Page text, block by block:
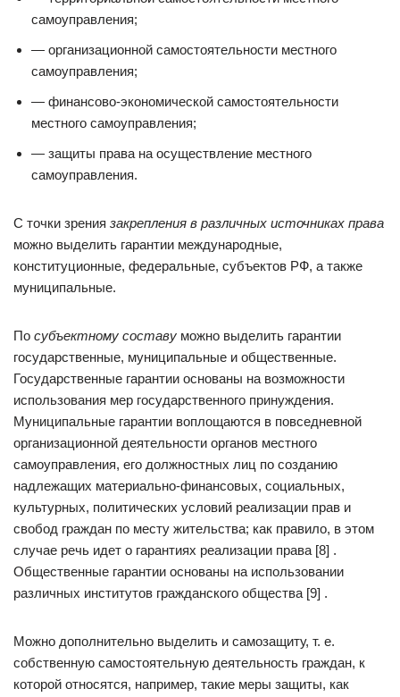
самоуправления;
— организационной самостоятельности местного
самоуправления;
— финансово-экономической самостоятельности
местного самоуправления;
— защиты права на осуществление местного
самоуправления.
С точки зрения закрепления в различных источниках права
можно выделить гарантии международные,
конституционные, федеральные, субъектов РФ, а также
муниципальные.
По субъектному составу можно выделить гарантии
государственные, муниципальные и общественные.
Государственные гарантии основаны на возможности
использования мер государственного принуждения.
Муниципальные гарантии воплощаются в повседневной
организационной деятельности органов местного
самоуправления, его должностных лиц по созданию
надлежащих материально-финансовых, социальных,
культурных, политических условий реализации прав и
свобод граждан по месту жительства; как правило, в этом
случае речь идет о гарантиях реализации права [8] .
Общественные гарантии основаны на использовании
различных институтов гражданского общества [9] .
Можно дополнительно выделить и самозащиту, т. е.
собственную самостоятельную деятельность граждан, к
которой относятся, например, такие меры защиты, как